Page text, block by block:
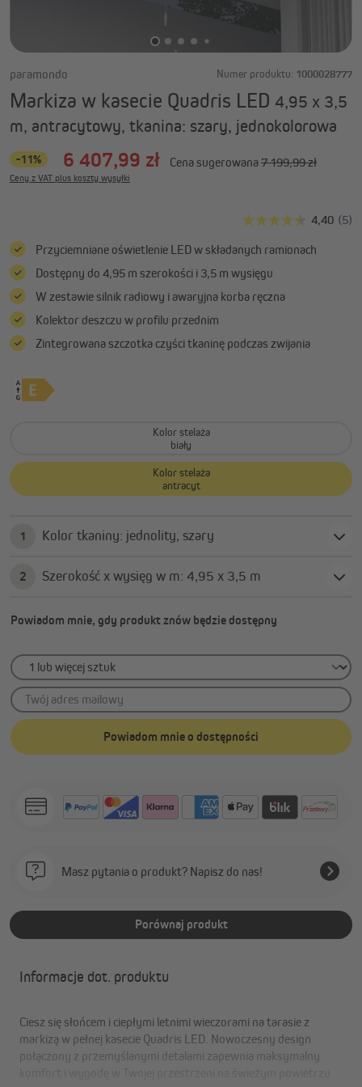
paramondo Numer produktu: 1000028777
Markiza w kasecie Quadris LED 4,95 x 3,5
m, antracytowy, tkanina: szary, jednokolorowa
-11% 6 407,99 zł Cena sugerowana7 199,99 zł
Ceny z VAT plus koszty wysyłki
Przyciemniane oświetlenie LED w składanych ramionach
Dostępny do 4,95 m szerokości i 3,5 m wysięgu
W zestawie silnik radiowy i awaryjna korba ręczna
Kolektor deszczu w profilu przednim
Zintegrowana szczotka czyści tkaninę podczas zwijania
Kolor stelaża
biały
Kolor stelaża
antracyt
1 Kolor tkaniny: jednolity, szary
2 Szerokość x wysięg w m: 4,95 x 3,5 m
Powiadom mnie, gdy produkt znów będzie dostępny
Twój adres mailowy
Powiadom mnie o dostępności
Masz pytania o produkt? Napisz do nas!
Porównaj produkt
Informacje dot. produktu
Ciesz się słońcem i ciepłymi letnimi wieczorami na tarasie z
markizą w pełnej kasecie Quadris LED. Nowoczesny design
połączony z przemyślanymi detalami zapewnia maksymalny